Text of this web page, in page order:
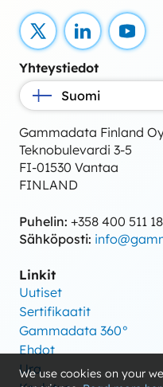
We use cookies on your
X LinkedIn
Yhteystiedot
Suomi
Gammadata Finland
Teknobulevardi 3-5
FI-01530 Vantaa
FINLAND
Puhelin: +358 400 511
Sähköposti:
Linkit
Uutiset
Sertifikaatit
Gammadata 360°
Ehdot
Ura